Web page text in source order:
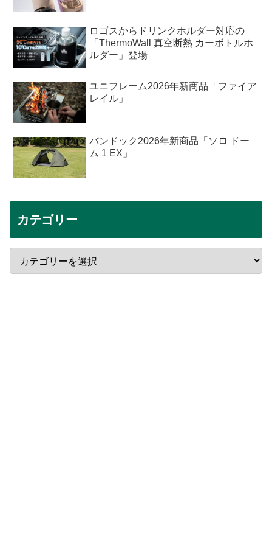
ロゴスからドリンクホルダー対応の
「ThermoWall 真空断熱 カーボトルホ
ルダー」登場
ユニフレーム2026年新商品「ファイア
レイル」
バンドック2026年新商品「ソロ ドー
ム 1 EX」
カテゴリー